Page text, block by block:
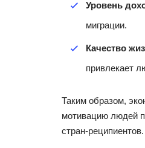
Уровень
миграции.
Качество
привлекает
Таким образом,
мотивацию людей
стран-реципиентов.